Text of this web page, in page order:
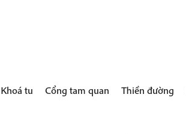
Khoá tu Cổng tam quan Thiền đường